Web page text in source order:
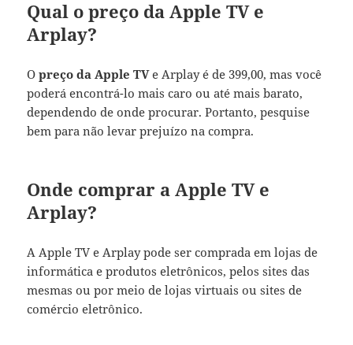
Qual o preço da Apple TV e
Arplay?
Opreço da Apple TVe Arplay é de 399,00, mas você
poderá encontrá-lo mais caro ou até mais barato,
dependendo de onde procurar. Portanto, pesquise
bem para não levar prejuízo na compra.
Onde comprar a Apple TV e
Arplay?
A Apple TV e Arplay pode ser comprada em lojas de
informática e produtos eletrônicos, pelos sites das
mesmas ou por meio de lojas virtuais ou sites de
comércio eletrônico.